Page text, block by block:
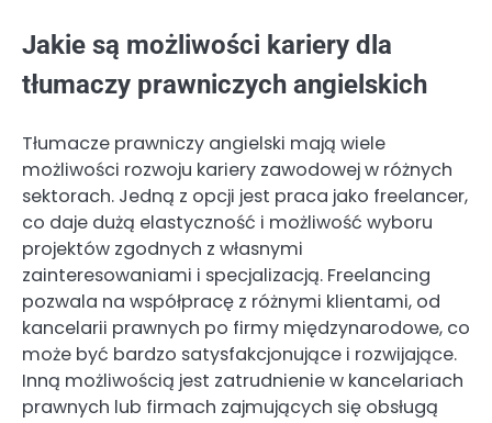
Jakie są możliwości kariery dla
tłumaczy prawniczych angielskich
Tłumacze prawniczy angielski mają wiele
możliwości rozwoju kariery zawodowej w różnych
sektorach. Jedną z opcji jest praca jako freelancer,
co daje dużą elastyczność i możliwość wyboru
projektów zgodnych z własnymi
zainteresowaniami i specjalizacją. Freelancing
pozwala na współpracę z różnymi klientami, od
kancelarii prawnych po firmy międzynarodowe, co
może być bardzo satysfakcjonujące i rozwijające.
Inną możliwością jest zatrudnienie w kancelariach
prawnych lub firmach zajmujących się obsługą